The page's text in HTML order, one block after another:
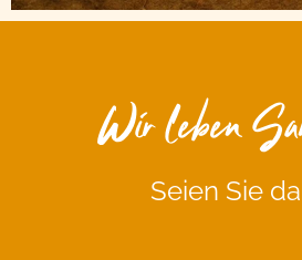
Wir leben
Seien Sie